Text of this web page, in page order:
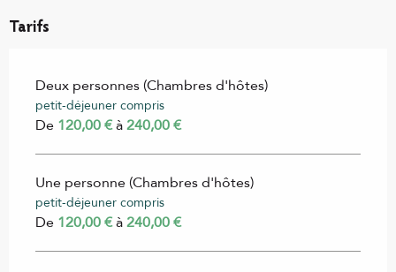
Tarifs
Deux personnes (Chambres d'hôtes)
petit-déjeuner compris
De 120,00 €à240,00 €
Une personne (Chambres d'hôtes)
petit-déjeuner compris
De 120,00 €à240,00 €